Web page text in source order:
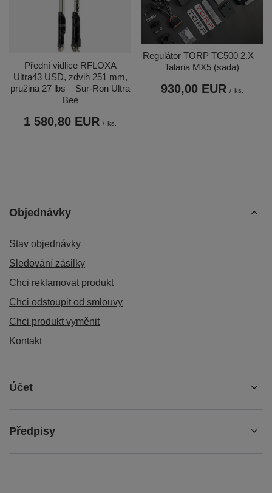
Přední vidlice RFLOXA
Ultra43 USD, zdvih 251 mm,
pružina 27 lbs – Sur-Ron Ultra
Bee
1 580,80 EUR / ks.
Regulátor TORP TC500 2.X –
Talaria MX5 (sada)
930,00 EUR / ks.
Objednávky
Stav objednávky
Sledování zásilky
Chci reklamovat produkt
Chci odstoupit od smlouvy
Chci produkt vyměnit
Kontakt
Účet
Předpisy